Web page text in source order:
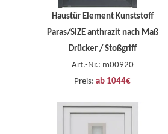
Haustür Element Kunststoff
Paras/SIZE anthrazit nach Maß
Drücker / Stoßgriff
Art.-Nr.: m00920
Preis: ab 1044€